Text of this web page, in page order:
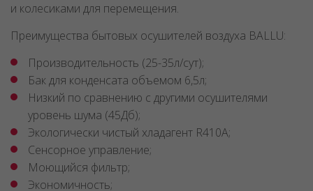
и колесиками для перемещения.
Преимущества бытовых осушителей воздуха BALLU:
Производительность (25-35л/сут);
Бак для конденсата объемом 6,5л;
Низкий по сравнению с другими осушителями
уровень шума (45Дб);
Экологически чистый хладагент R410A;
Сенсорное управление;
Моющийся фильтр;
Экономичность;